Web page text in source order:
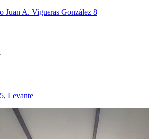
Juan A. Vigueras González 8
Levante